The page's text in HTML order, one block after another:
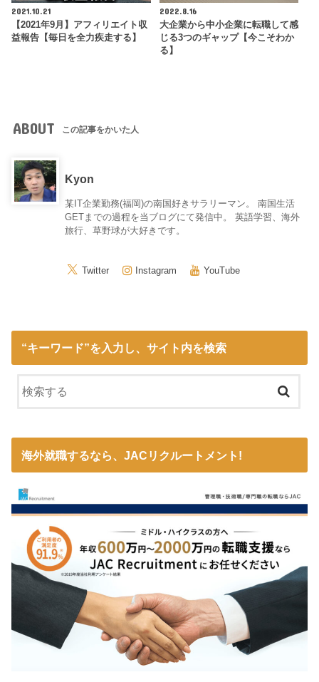
2021.10.21
【2021年9月】アフィリエイト収
益報告【毎日を全力疾走する】
2022.8.16
大企業から中小企業に転職して感
じる3つのギャップ【今こそわか
る】
ABOUT この記事をかいた人
Kyon
某IT企業勤務(福岡)の南国好きサラリーマン。 南国生活
GETまでの過程を当ブログにて発信中。 英語学習、海外
旅行、草野球が大好きです。
Twitter Instagram YouTube
“キーワード”を入力し、サイト内を検索
海外就職するなら、JACリクルートメント!